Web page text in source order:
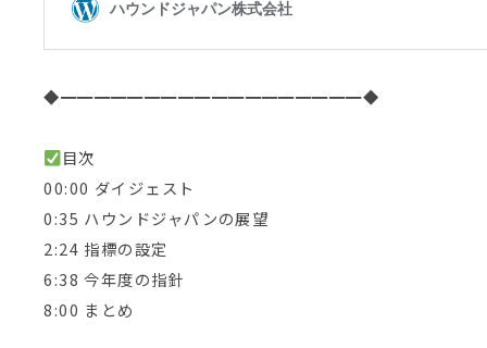
◆━━━━━━━━━━━━━━━━━━◆
目次
00:00 ダイジェスト
0:35 ハウンドジャパンの展望
2:24 指標の設定
6:38 今年度の指針
8:00 まとめ